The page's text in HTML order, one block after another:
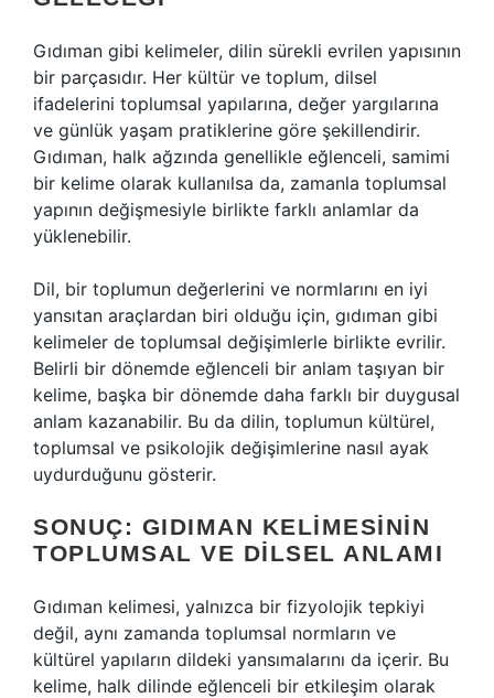
Gıdıman gibi kelimeler, dilin sürekli evrilen yapısının
bir parçasıdır. Her kültür ve toplum, dilsel
ifadelerini toplumsal yapılarına, değer yargılarına
ve günlük yaşam pratiklerine göre şekillendirir.
Gıdıman, halk ağzında genellikle eğlenceli, samimi
bir kelime olarak kullanılsa da, zamanla toplumsal
yapının değişmesiyle birlikte farklı anlamlar da
yüklenebilir.
Dil, bir toplumun değerlerini ve normlarını en iyi
yansıtan araçlardan biri olduğu için, gıdıman gibi
kelimeler de toplumsal değişimlerle birlikte evrilir.
Belirli bir dönemde eğlenceli bir anlam taşıyan bir
kelime, başka bir dönemde daha farklı bir duygusal
anlam kazanabilir. Bu da dilin, toplumun kültürel,
toplumsal ve psikolojik değişimlerine nasıl ayak
uydurduğunu gösterir.
SONUÇ: GIDIMAN KELIMESININ
TOPLUMSAL VE DILSEL ANLAMI
Gıdıman kelimesi, yalnızca bir fizyolojik tepkiyi
değil, aynı zamanda toplumsal normların ve
kültürel yapıların dildeki yansımalarını da içerir. Bu
kelime, halk dilinde eğlenceli bir etkileşim olarak